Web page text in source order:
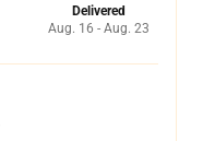
Delivered
Aug. 16 - Aug. 23